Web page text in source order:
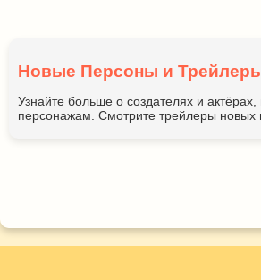
Новые Персоны и
Узнайте больше о создателях и
персонажам. Смотрите трейлеры новых